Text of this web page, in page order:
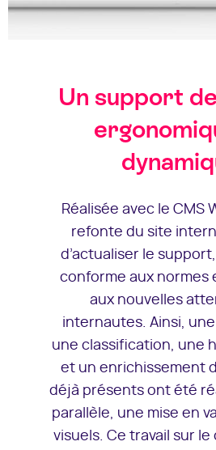
Un support
Réalisée avec le CMS
refonte du site
d’actualiser le
conforme aux normes
aux nouvelles
internautes. Ainsi,
une classification, une
et un enrichissement
déjà présents ont été
parallèle, une mise en
visuels. Ce travail sur